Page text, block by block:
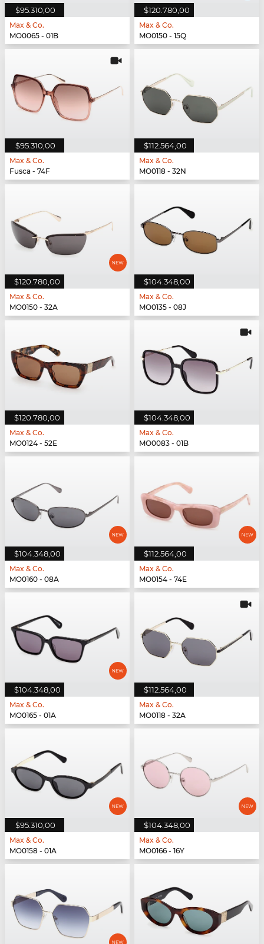
$95.310,00
Max & Co.
MO0065 - 01B
$120.780,00
Max & Co.
MO0150 - 15Q
$95.310,00
Max & Co.
Fusca - 74F
$112.564,00
Max & Co.
MO0118 - 32N
$120.780,00
Max & Co.
MO0150 - 32A
$104.348,00
Max & Co.
MO0135 - 08J
$120.780,00
Max & Co.
MO0124 - 52E
$104.348,00
Max & Co.
MO0083 - 01B
$104.348,00
Max & Co.
MO0160 - 08A
$112.564,00
Max & Co.
MO0154 - 74E
$104.348,00
Max & Co.
MO0165 - 01A
$112.564,00
Max & Co.
MO0118 - 32A
$95.310,00
Max & Co.
MO0158 - 01A
$104.348,00
Max & Co.
MO0166 - 16Y